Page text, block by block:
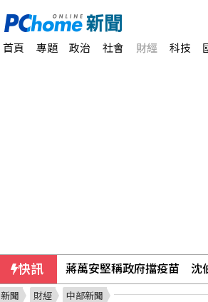
首頁 專題 政治 社會 財經 科技
快訊 蔣萬安堅稱政府擋疫苗 沈
新聞 財經 中部新聞